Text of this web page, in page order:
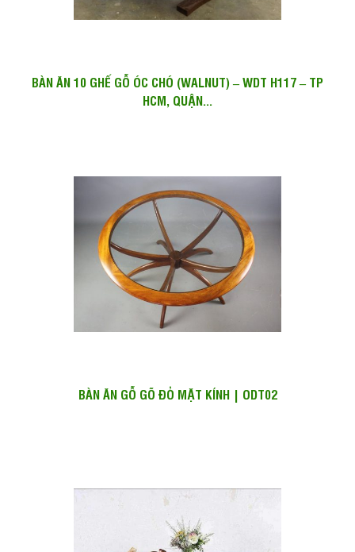
BÀN ĂN 10 GHẾ GỖ ÓC CHÓ (WALNUT) – WDT H117 – TP
HCM, QUẬN...
BÀN ĂN GỖ GÕ ĐỎ MẶT KÍNH | ODT02